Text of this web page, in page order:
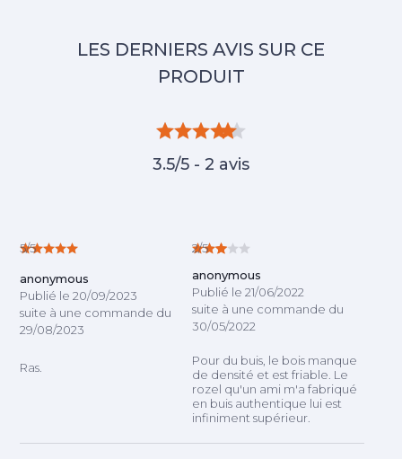
3.5/5 - 2 avis
anonymous
Publié le 20/09/2023
suite à une commande du
29/08/2023
5/5
Ras.
anonymous
Publié le 21/06/2022
suite à une commande du
30/05/2022
2/5
Pour du buis, le bois manque
de densité et est friable. Le
rozel qu'un ami m'a fabriqué
en buis authentique lui est
infiniment supérieur.